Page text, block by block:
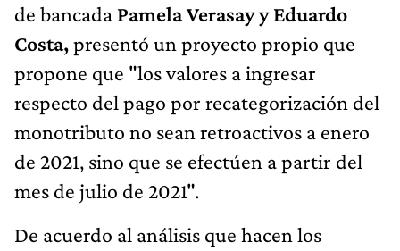
de bancada Pamela Verasay y Eduardo
Costa,presentó un proyecto propio que
propone que "los valores a ingresar
respecto del pago por recategorización del
monotributo no sean retroactivos a enero
de 2021, sino que se efectúen a partir del
mes de julio de 2021".
De acuerdo al análisis que hacen los